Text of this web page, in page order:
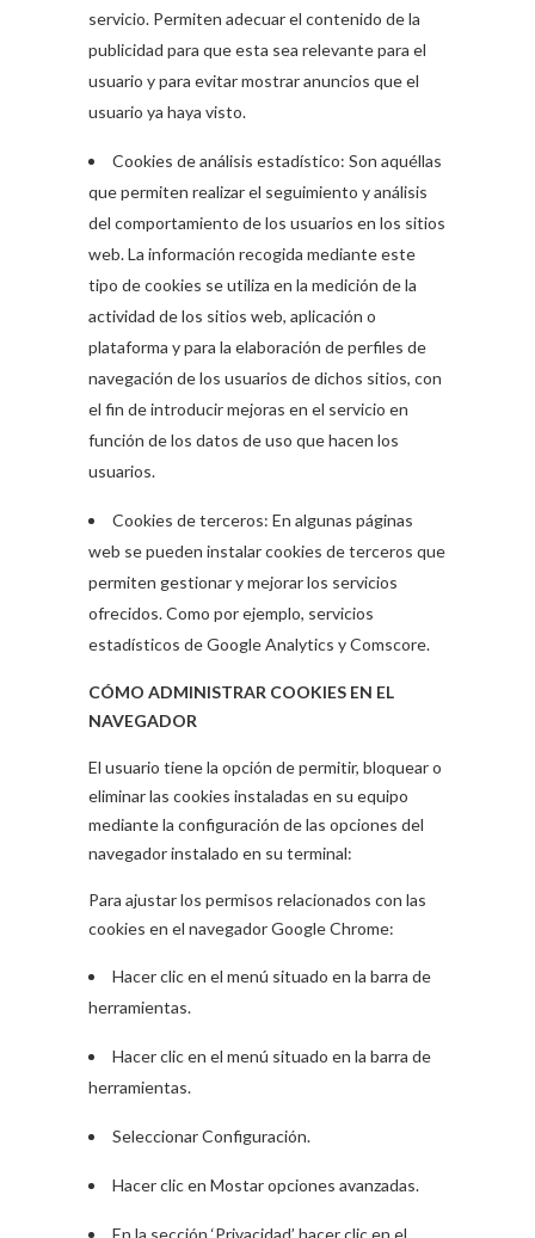
servicio. Permiten adecuar el contenido de la
publicidad para que esta sea relevante para el
usuario y para evitar mostrar anuncios que el
usuario ya haya visto.
Cookies de análisis estadístico: Son aquéllas
que permiten realizar el seguimiento y análisis
del comportamiento de los usuarios en los sitios
web. La información recogida mediante este
tipo de cookies se utiliza en la medición de la
actividad de los sitios web, aplicación o
plataforma y para la elaboración de perfiles de
navegación de los usuarios de dichos sitios, con
el fin de introducir mejoras en el servicio en
función de los datos de uso que hacen los
usuarios.
Cookies de terceros: En algunas páginas
web se pueden instalar cookies de terceros que
permiten gestionar y mejorar los servicios
ofrecidos. Como por ejemplo, servicios
estadísticos de Google Analytics y Comscore.
CÓMO ADMINISTRAR COOKIES EN EL
NAVEGADOR
El usuario tiene la opción de permitir, bloquear o
eliminar las cookies instaladas en su equipo
mediante la configuración de las opciones del
navegador instalado en su terminal:
Para ajustar los permisos relacionados con las
cookies en el navegador Google Chrome:
Hacer clic en el menú situado en la barra de
herramientas.
Hacer clic en el menú situado en la barra de
herramientas.
Seleccionar Configuración.
Hacer clic en Mostar opciones avanzadas.